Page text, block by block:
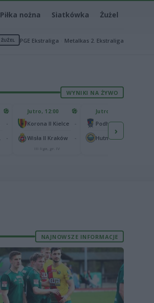
Piłka nożna Siatkówka Żużel
ŻUŻEL PGE Ekstraliga Metalkas 2. Ekstraliga
WYNIKI NA ŻYWO
Jutro, 12:00
Korona II Kielce
Wisła II Kraków
III liga, gr. IV
Jutro, 13:00
Hutnik Kraków
›
NAJNOWSZE INFORMACJE